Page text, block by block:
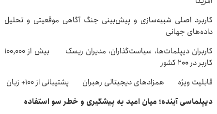
کاربرد اصلی شبیه‌سازی و پیش‌بینی جنگ آگاهی موقعیتی و تحلیل
داده‌های جهانی
کاربران دیپلمات‌ها، سیاست‌گذاران، مدیران ریسک بیش از ۱۰۰,۰۰۰
کاربر در ۲۰۰ کشور
قابلیت ویژه همزادهای دیجیتالی رهبران پشتیبانی از ۱۰۰+ زبان
دیپلماسی آینده؛ میان امید به پیشگیری و خطر سو استفاده